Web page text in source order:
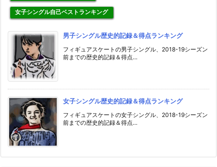
女子シングル自己ベストランキング
男子シングル歴史的記録＆得点ランキング
フィギュアスケートの男子シングル、2018-19シーズン
前までの歴史的記録＆得点…
女子シングル歴史的記録＆得点ランキング
フィギュアスケートの女子シングル、2018-19シーズン
前までの歴史的記録＆得点…